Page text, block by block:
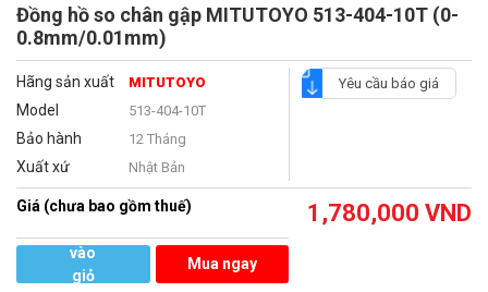
Đồng hồ so chân gập MITUTOYO 513-404-10T (0-
0.8mm/0.01mm)
Hãng sản xuất MITUTOYO
Model 513-404-10T
Bảo hành 12 Tháng
Xuất xứ Nhật Bản
Yêu cầu báo giá
Giá (chưa bao gồm thuế) 1,780,000 VND
vào
giỏ
Mua ngay